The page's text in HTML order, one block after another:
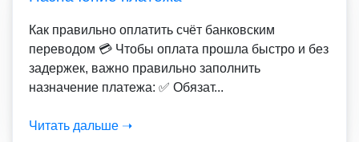
Как правильно оплатить счёт банковским
переводом 💳 Чтобы оплата прошла быстро и без
задержек, важно правильно заполнить
назначение платежа: ✅ Обязат...
Читать дальше ➝